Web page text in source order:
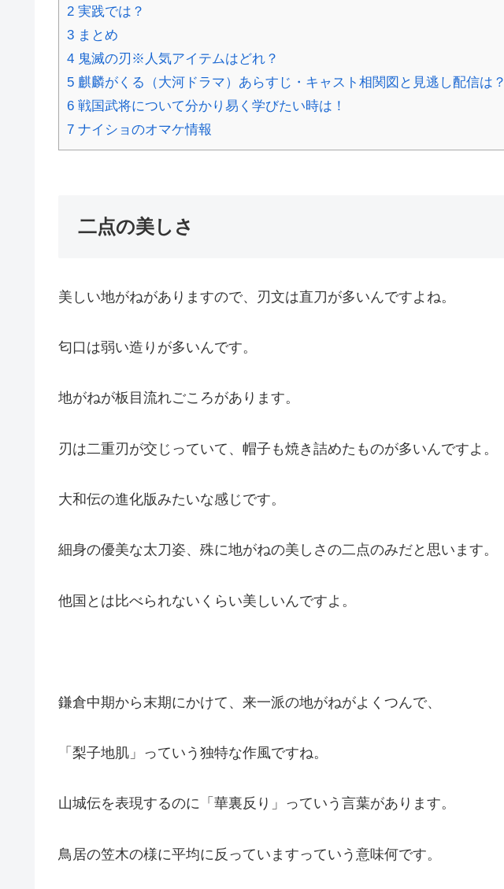
2 実践では？
3 まとめ
4 鬼滅の刃※人気アイテムはどれ？
5 麒麟がくる（大河ドラマ）あらすじ・キャスト相関図と見逃し配信は？
6 戦国武将について分かり易く学びたい時は！
7 ナイショのオマケ情報
二点の美しさ
美しい地がねがありますので、刃文は直刀が多いんですよね。
匂口は弱い造りが多いんです。
地がねが板目流れごころがあります。
刃は二重刃が交じっていて、帽子も焼き詰めたものが多いんですよ。
大和伝の進化版みたいな感じです。
細身の優美な太刀姿、殊に地がねの美しさの二点のみだと思います。
他国とは比べられないくらい美しいんですよ。
鎌倉中期から末期にかけて、来一派の地がねがよくつんで、
「梨子地肌」っていう独特な作風ですね。
山城伝を表現するのに「華裏反り」っていう言葉があります。
鳥居の笠木の様に平均に反っていますっていう意味何です。